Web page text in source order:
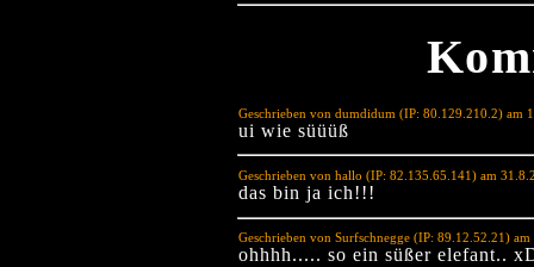
Geschrieben von dumdidum (IP: 80.129.210.2) am
ui wie süüüß
Geschrieben von hallo (IP: 82.135.65.141) am
das bin ja ich!!!
Geschrieben von Surfschnegge (IP: 89.12.52.21)
ohhhh..... so ein süßer elefant..